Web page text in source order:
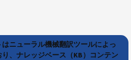
ニューラル機械翻訳ツールによっ
、ナレッジベース（KB）コンテン